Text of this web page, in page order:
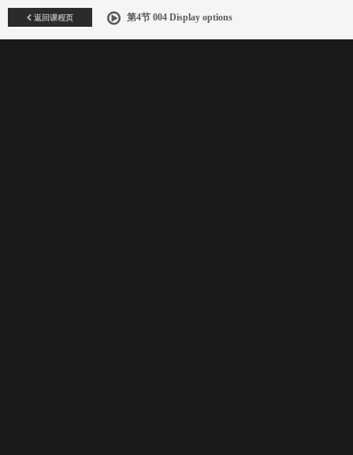
返回课程页 第4节 004 Display options